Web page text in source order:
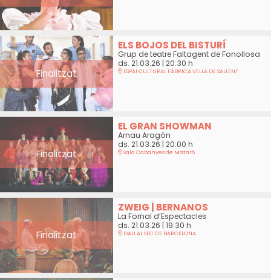
Finalitzat
ELS BOJOS DEL BISTURÍ
Grup de teatre Faltagent de Fonollosa
ds. 21.03.26 | 20:30 h
ESPAI CULTURAL FÀBRICA VELLA DE SALLENT
Finalitzat
EL GRAN SHOWMAN
Arnau Aragón
ds. 21.03.26 | 20:00 h
Sala Cabanyes de Mataró
Finalitzat
ZWEIG | BERNANOS
La Fornal d’Espectacles
ds. 21.03.26 | 19:30 h
DAU AL SEC DE BARCELONA